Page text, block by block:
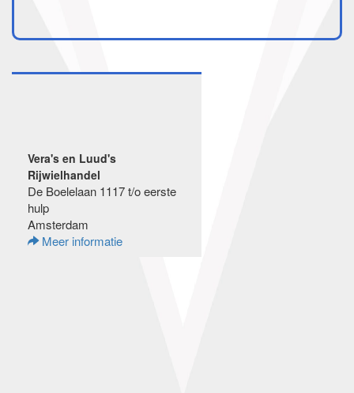
Vera's en Luud's
Rijwielhandel
De Boelelaan 1117 t/o eerste
hulp
Amsterdam
Meer informatie